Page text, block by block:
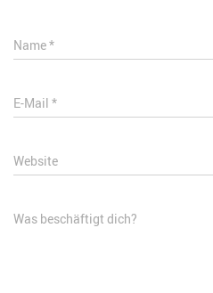
Name*
E-Mail *
Website
Was beschäftigt dich?